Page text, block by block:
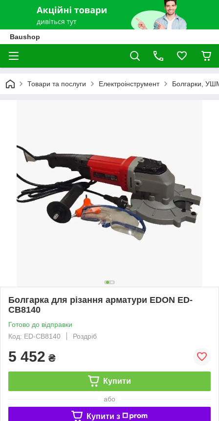
Baushop
Товари та послуги Електроінструмент Болгарки,
Болгарка для різання арматури EDON ED-
CB8140
Готово до відправки
Код: ED-CB8140
Роздріб
5 452 ₴
Купити
або
Купити з